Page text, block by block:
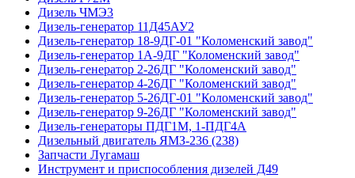
Дизель ЧМЭ3
Дизель-генератор 11Д45АУ2
Дизель-генератор 18-9ДГ-01 "Коломенский завод"
Дизель-генератор 1А-9ДГ "Коломенский завод"
Дизель-генератор 2-26ДГ "Коломенский завод"
Дизель-генератор 4-26ДГ "Коломенский завод"
Дизель-генератор 5-26ДГ-01 "Коломенский завод"
Дизель-генератор 9-26ДГ "Коломенский завод"
Дизель-генераторы ПДГ1М, 1-ПДГ4А
Дизельный двигатель ЯМЗ-236 (238)
Запчасти Лугамаш
Инструмент и приспособления дизелей Д49